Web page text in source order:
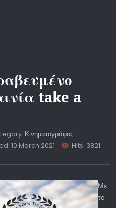
take a
Κινηματογράφος
10 March 2021 Hits: 3821
Με
το